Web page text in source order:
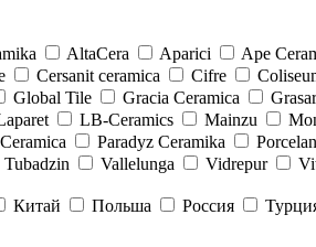
AltaCera Aparici Ape
Cersanit ceramica Cifre
Global Tile Gracia Ceramica
LB-Ceramics Mainzu
Paradyz Сeramika
Tubadzin Vallelunga Vidrepur
Китай Польша Россия